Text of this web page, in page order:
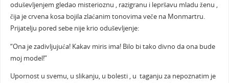
oduševljenjem gledao misterioznu , razigranu i lepršavu mladu ženu ,
čija je crvena kosa bojila zlaćanim tonovima veče na Monmartru.
Prijatelju pored sebe nije krio oduševljenje:
“Ona je zadivljujuća! Kakav miris ima! Bilo bi tako divno da ona bude
moj model!”
Upornost u svemu, u slikanju, u bolesti , u taganju za nepoznatim je